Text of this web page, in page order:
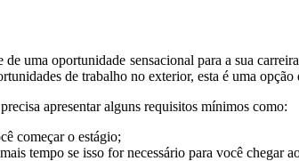
de uma oportunidade sensacional para a sua
de trabalho no exterior, esta é uma
apresentar alguns requisitos mínimos como:
começar o estágio;
tempo se isso for necessário para você chegar